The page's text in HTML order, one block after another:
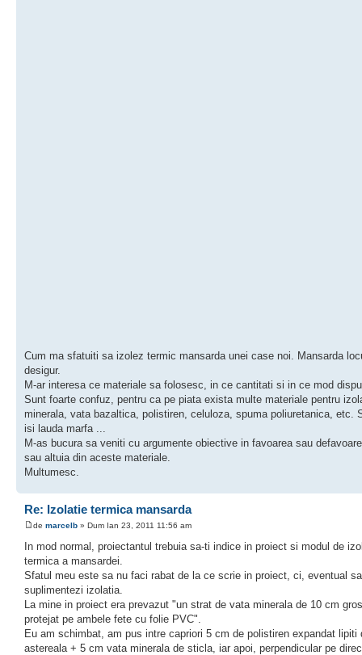
Cum ma sfatuiti sa izolez termic mansarda unei case noi. Mansarda
desigur.
M-ar interesa ce materiale sa folosesc, in ce cantitati si in ce mod
Sunt foarte confuz, pentru ca pe piata exista multe materiale pentru
minerala, vata bazaltica, polistiren, celuloza, spuma poliuretanica, etc.
isi lauda marfa ...
M-as bucura sa veniti cu argumente obiective in favoarea sau
sau altuia din aceste materiale.
Multumesc.
Re: Izolatie termica mansarda
de marcelb » Dum Ian 23, 2011 11:56 am
In mod normal, proiectantul trebuia sa-ti indice in proiect si modul de
termica a mansardei.
Sfatul meu este sa nu faci rabat de la ce scrie in proiect, ci, eventual sa
suplimentezi izolatia.
La mine in proiect era prevazut "un strat de vata minerala de 10 cm
protejat pe ambele fete cu folie PVC".
Eu am schimbat, am pus intre capriori 5 cm de polistiren expandat lipiti
astereala + 5 cm vata minerala de sticla, iar apoi, perpendicular pe